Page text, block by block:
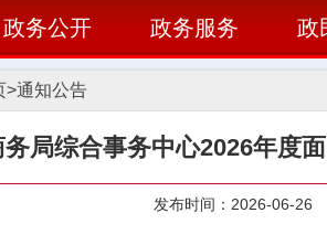
政务公开 政务服务 政
>通知公告
局综合事务中心2026年度
发布时间：2026-06-